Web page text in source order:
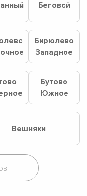
Беговой
Бирюлево
Западное
Бутово
Южное
Вешняки